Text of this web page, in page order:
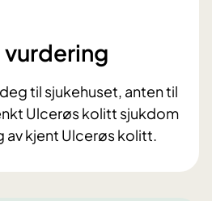
vurdering
til sjukehuset, anten til
Ulcerøs kolitt sjukdom
av kjent Ulcerøs kolitt.